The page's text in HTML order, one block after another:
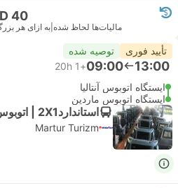
40
مالیات‌ها لحاظ شده به ازای هر
تأیید فوری توصیه شده
13:00
09:00
+1
20h
ایستگاه اتوبوس آنتالیا
ایستگاه اتوبوس ماردین
استاندارد2X1 | اتوبوس
Martur Turizm